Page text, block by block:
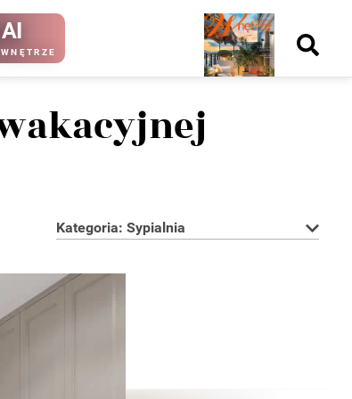
Nowy
numer
Wydanie papieroweWydanie cyfrowe
Kategoria: Sypialnia